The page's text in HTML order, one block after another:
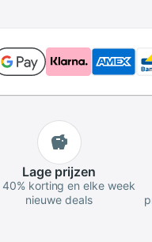
Lage prijzen
40% korting en elke week
nieuwe deals